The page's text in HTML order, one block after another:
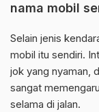
nama mobil
Selain jenis
mobil itu sendiri.
jok yang nyaman,
sangat
selama di jalan.